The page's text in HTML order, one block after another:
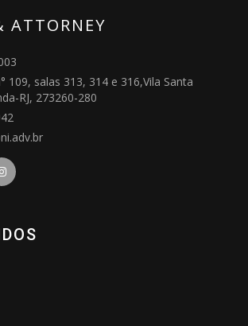
109, salas 313, 314 e 316,Vila Santa
RJ, 273260-280